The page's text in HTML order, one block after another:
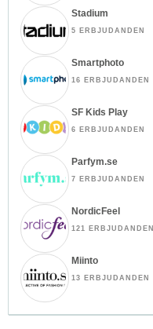
Stadium
5 ERBJUDANDEN
Smartphoto
16 ERBJUDANDEN
SF Kids Play
6 ERBJUDANDEN
Parfym.se
7 ERBJUDANDEN
NordicFeel
121 ERBJUDANDEN
Miinto
13 ERBJUDANDEN